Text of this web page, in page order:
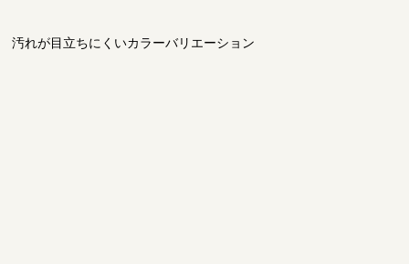
汚れが目立ちにくいカラーバリエーション